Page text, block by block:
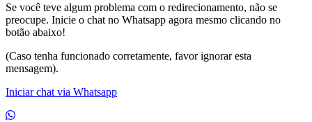
Se você teve algum problema com o redirecionamento, não se
preocupe. Inicie o chat no Whatsapp agora mesmo clicando no
botão abaixo!
(Caso tenha funcionado corretamente, favor ignorar esta
mensagem).
Iniciar chat via Whatsapp